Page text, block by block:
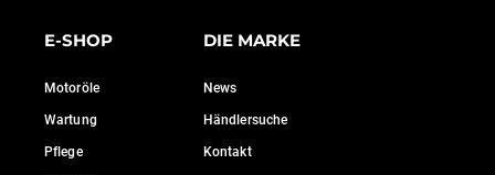
E-SHOP
Motoröle
Wartung
Pflege
DIE MARKE
News
Händlersuche
Kontakt